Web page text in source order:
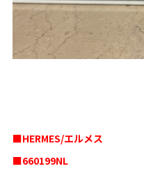
■HERMES/エルメス
■660199NL